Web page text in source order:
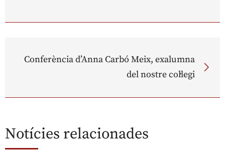
Conferència d’Anna Carbó Meix, exalumna
del nostre col·legi
Notícies relacionades